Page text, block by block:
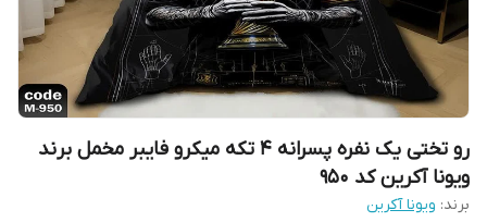
رو تختی یک نفره پسرانه 4 تکه میکرو فایبر مخمل برند
ویونا آکرین کد 950
برند: ویونا آکرین